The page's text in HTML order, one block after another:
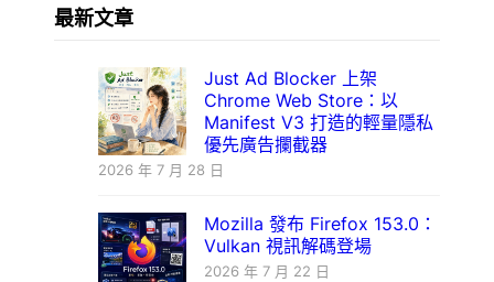
最新文章
Just Ad Blocker 上架
Chrome Web Store：以
Manifest V3 打造的輕量隱私
優先廣告攔截器
2026 年 7 月 28 日
Mozilla 發布 Firefox 153.0：
Vulkan 視訊解碼登場
2026 年 7 月 22 日